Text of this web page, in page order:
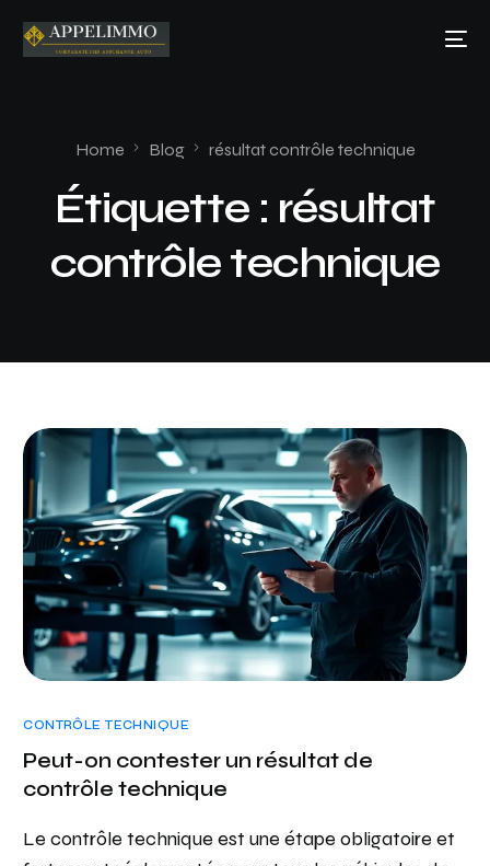
Home Blog résultat contrôle technique
Étiquette : résultat
contrôle technique
CONTRÔLE TECHNIQUE
Peut-on contester un résultat de
contrôle technique
Le contrôle technique est une étape obligatoire et